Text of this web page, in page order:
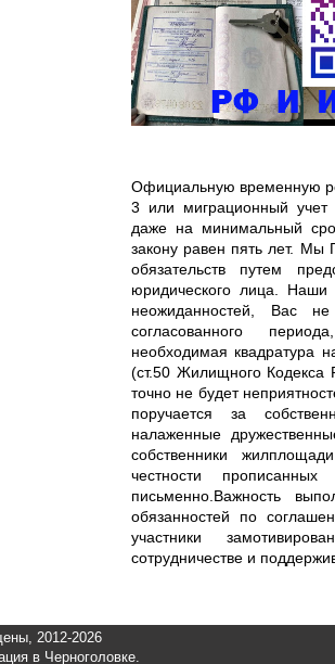
Официальную временную
3 или миграционный
даже на минимальный
закону равен пять лет.
обязательств путем
юридического лица. Наши
неожиданностей, Вас
согласованного
необходимая квадратура
(ст.50 Жилищного Кодекса
точно не будет
поручается за
налаженные
собственники
честности
письменно.Важность
обязанностей по
участники
сотрудничестве и
2012-2026
в Черноголовке.